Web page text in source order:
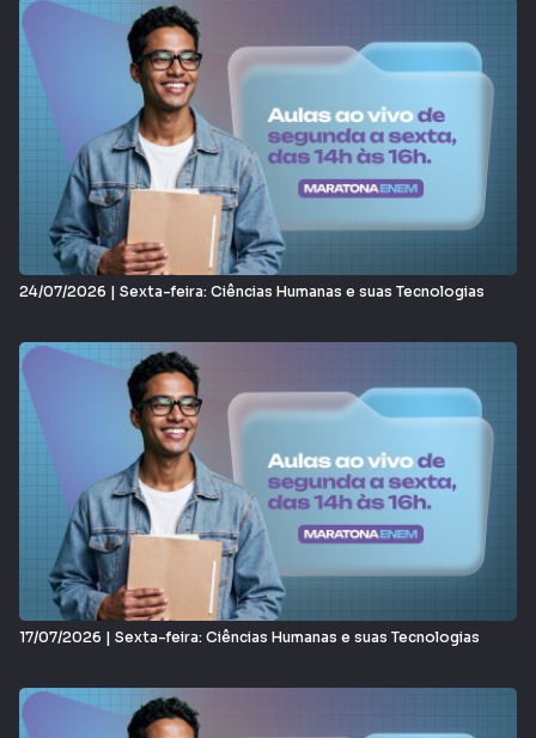
24/07/2026 | Sexta-feira: Ciências Humanas e suas Tecnologias
17/07/2026 | Sexta-feira: Ciências Humanas e suas Tecnologias